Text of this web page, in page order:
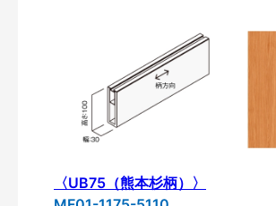
〈UB75（熊本杉柄）〉